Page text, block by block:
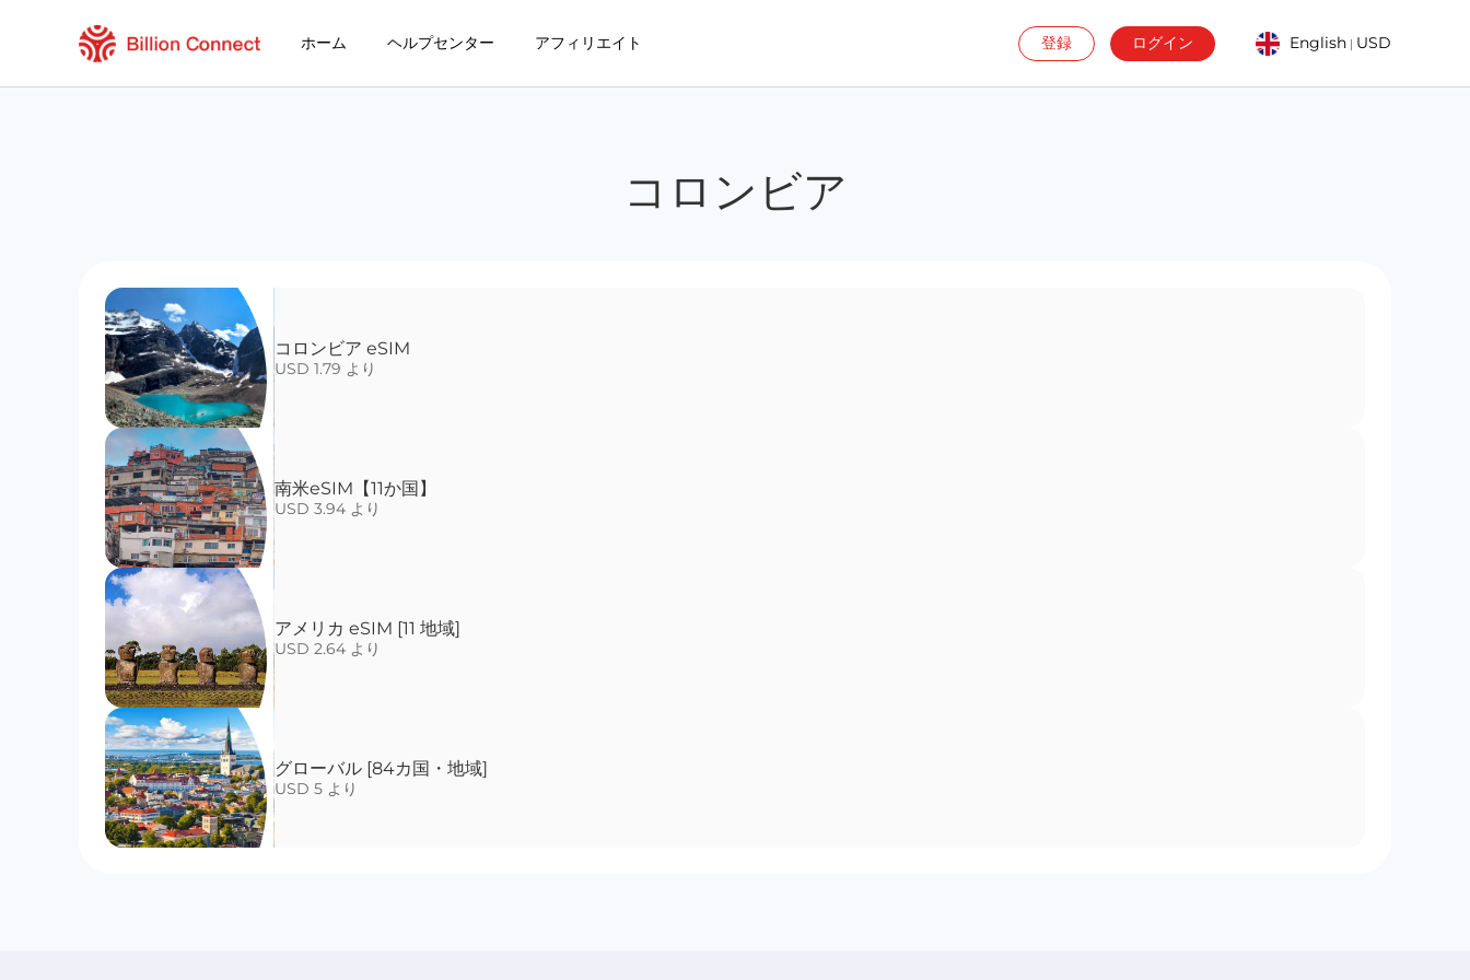
ホーム ヘルプセンター アフィリエイト 登録 ログイン English | USD
コロンビア
コロンビア eSIM
USD 1.79 より
南米eSIM【11か国】
USD 3.94 より
アメリカ eSIM [11 地域]
USD 2.64 より
グローバル [84カ国・地域]
USD 5 より